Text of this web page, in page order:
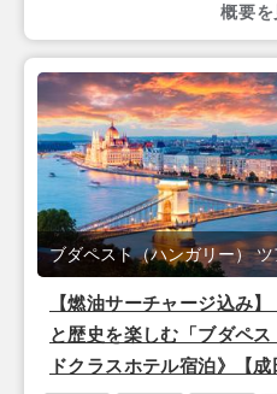
概要を
【燃油サーチャージ込み
と歴史を楽しむ「ブダペ
ドクラスホテル宿泊》【
ブダペスト（ハンガリー）